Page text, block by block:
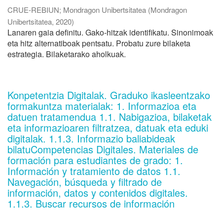
CRUE-REBIUN; Mondragon Unibertsitatea (Mondragon
Unibertsitatea, 2020)
Lanaren gaia definitu. Gako-hitzak identifikatu. Sinonimoak
eta hitz alternatiboak pentsatu. Probatu zure bilaketa
estrategia. Bilaketarako aholkuak.
Konpetentzia Digitalak. Graduko ikasleentzako
formakuntza materialak: 1. Informazioa eta
datuen tratamendua 1.1. Nabigazioa, bilaketak
eta informazioaren filtratzea, datuak eta eduki
digitalak. 1.1.3. Informazio baliabideak
bilatuCompetencias Digitales. Materiales de
formación para estudiantes de grado: 1.
Información y tratamiento de datos 1.1.
Navegación, búsqueda y filtrado de
información, datos y contenidos digitales.
1.1.3. Buscar recursos de información